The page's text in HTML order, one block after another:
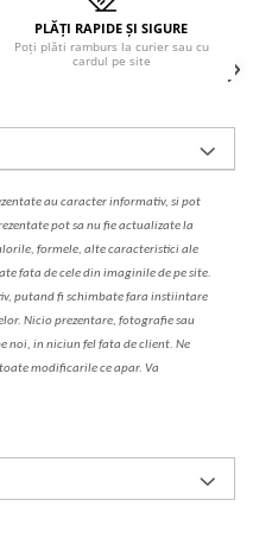
PLĂȚI RAPIDE ȘI SIGURE
Poți plăti ramburs la curier sau cu
cardul pe site
au caracter informativ, si pot
pot sa nu fie actualizate la
formele, alte caracteristici ale
fata de cele din imaginile de pe site.
putand fi schimbate fara instiintare
Nicio prezentare, fotografie sau
noi, in niciun fel fata de client. Ne
modificarile ce apar. Va